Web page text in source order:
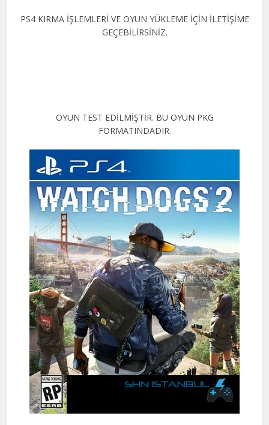
PS4 KIRMA İŞLEMLERİ VE OYUN YÜKLEME İÇİN İLETİŞİME
GEÇEBİLİRSİNİZ.
OYUN TEST EDİLMİŞTİR. BU OYUN PKG
FORMATINDADIR.